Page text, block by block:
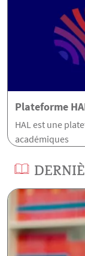
Plateforme
HAL est une
académiques